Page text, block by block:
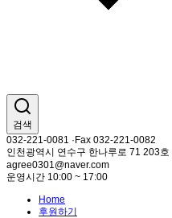
검색
032-221-0081 ·Fax 032-221-0082
인천광역시 연수구 한나루로 71 203호
agree0301@naver.com
운영시간 10:00 ~ 17:00
Home
후원하기